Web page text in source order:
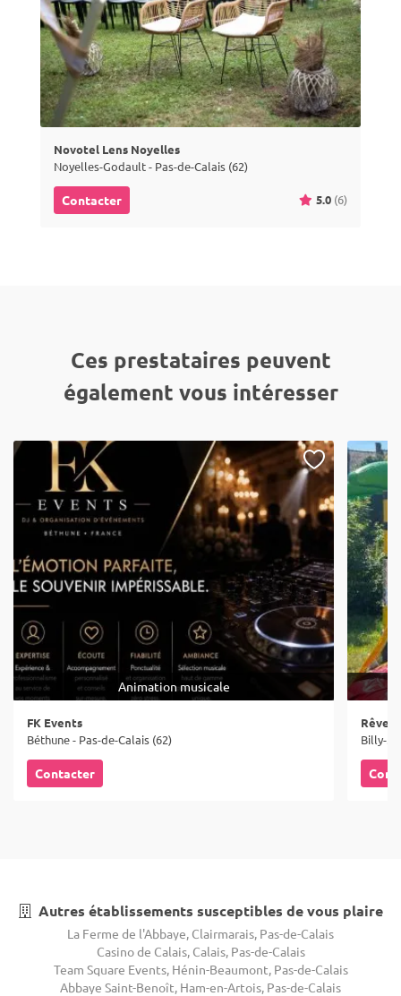
Novotel Lens Noyelles
Noyelles-Godault - Pas-de-Calais (62)
Contacter 5.0 (6)
Ces prestataires peuvent
également vous intéresser
Animation musicale
FK Events
Béthune - Pas-de-Calais (62)
Contacter
Rêve
Billy-
Autres établissements susceptibles de vous plaire
La Ferme de l'Abbaye, Clairmarais, Pas-de-Calais
Casino de Calais, Calais, Pas-de-Calais
Team Square Events, Hénin-Beaumont, Pas-de-Calais
Abbaye Saint-Benoît, Ham-en-Artois, Pas-de-Calais